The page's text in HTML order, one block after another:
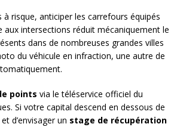
risque, anticiper les carrefours équipés
intersections réduit mécaniquement le
dans de nombreuses grandes villes
du véhicule en infraction, une autre de
points via le téléservice officiel du
Si votre capital descend en dessous de
d’envisager un stage de récupération